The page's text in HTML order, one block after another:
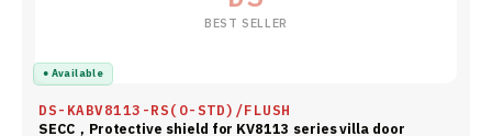
BEST SELLER
● Available
DS-KABV8113-RS(O-STD)/FLUSH
SECC，Protective shield for KV8113 series villa door